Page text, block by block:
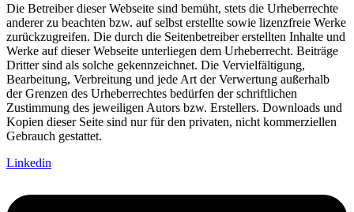
Die Betreiber dieser Webseite sind bemüht, stets die Urheberrechte
anderer zu beachten bzw. auf selbst erstellte sowie lizenzfreie Werke
zurückzugreifen. Die durch die Seitenbetreiber erstellten Inhalte und
Werke auf dieser Webseite unterliegen dem Urheberrecht. Beiträge
Dritter sind als solche gekennzeichnet. Die Vervielfältigung,
Bearbeitung, Verbreitung und jede Art der Verwertung außerhalb
der Grenzen des Urheberrechtes bedürfen der schriftlichen
Zustimmung des jeweiligen Autors bzw. Erstellers. Downloads und
Kopien dieser Seite sind nur für den privaten, nicht kommerziellen
Gebrauch gestattet.
Linkedin